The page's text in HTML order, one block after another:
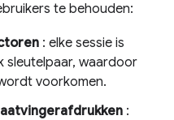
te behouden:
: elke sessie is
sleutelpaar, waardoor
voorkomen.
: